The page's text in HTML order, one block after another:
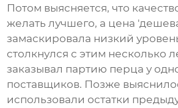
Потом выясняется, что
желать лучшего, а цена
замаскировала низкий
столкнулся с этим несколько
заказывал партию перца у
поставщиков. Позже
использовали остатки